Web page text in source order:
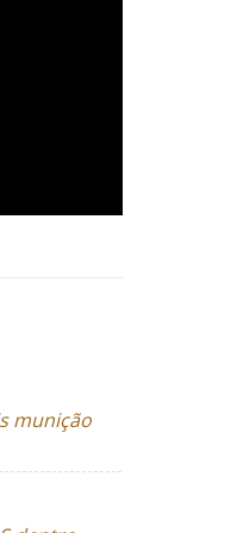
munição